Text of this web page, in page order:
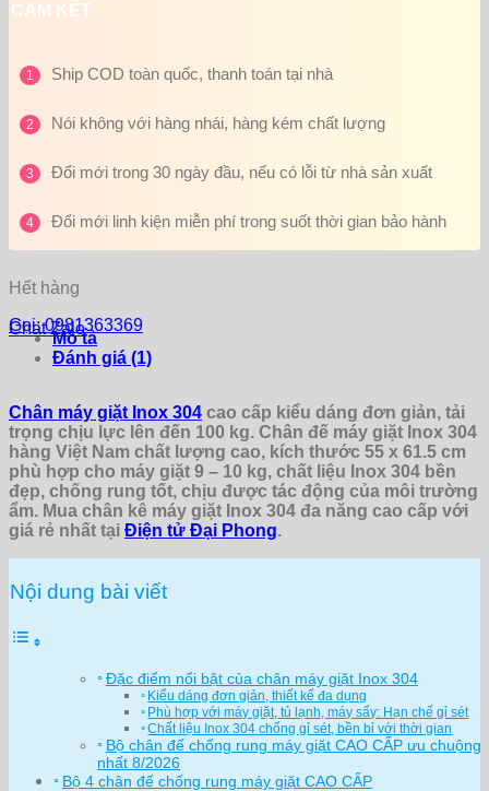
CAM KẾT
1 Ship COD toàn quốc, thanh toán tại nhà
2 Nói không với hàng nhái, hàng kém chất lượng
3 Đổi mới trong 30 ngày đầu, nếu có lỗi từ nhà sản xuất
4 Đổi mới linh kiện miễn phí trong suốt thời gian bảo hành
Hết hàng
Gọi: 0981363369
Chat Zalo
Mô tả
Đánh giá (1)
Chân máy giặt Inox 304 cao cấp kiểu dáng đơn giản, tải
trọng chịu lực lên đến 100 kg. Chân đế máy giặt Inox 304
hàng Việt Nam chất lượng cao, kích thước 55 x 61.5 cm
phù hợp cho máy giặt 9 – 10 kg, chất liệu Inox 304 bền
đẹp, chống rung tốt, chịu được tác động của môi trường
ẩm. Mua chân kê máy giặt Inox 304 đa năng cao cấp với
giá rẻ nhất tại Điện tử Đại Phong.
Nội dung bài viết
Đặc điểm nổi bật của chân máy giặt Inox 304
Kiểu dáng đơn giản, thiết kế đa dụng
Phù hợp với máy giặt, tủ lạnh, máy sấy: Hạn chế gỉ sét
Chất liệu Inox 304 chống gỉ sét, bền bỉ với thời gian
Bộ chân đế chống rung máy giặt CAO CẤP ưu chuộng
nhất 8/2026
Bộ 4 chân đế chống rung máy giặt CAO CẤP